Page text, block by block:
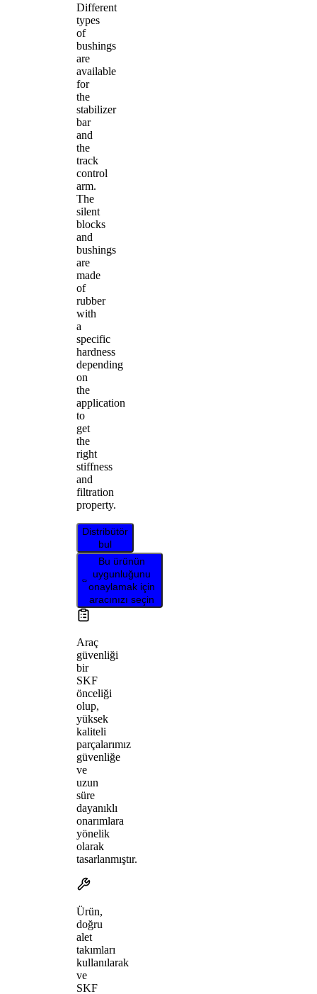
Different
types
of
bushings
are
available
for
the
stabilizer
bar
and
the
track
control
arm.
The
silent
blocks
and
bushings
are
made
of
rubber
with
a
specific
hardness
depending
on
the
application
to
get
the
right
stiffness
and
filtration
property.
Distribütör
bul
Bu ürünün
uygunluğunu
onaylamak için
aracınızı seçin
Araç
güvenliği
bir
SKF
önceliği
olup,
yüksek
kaliteli
parçalarımız
güvenliğe
ve
uzun
süre
dayanıklı
onarımlara
yönelik
olarak
tasarlanmıştır.
Ürün,
doğru
alet
takımları
kullanılarak
ve
SKF